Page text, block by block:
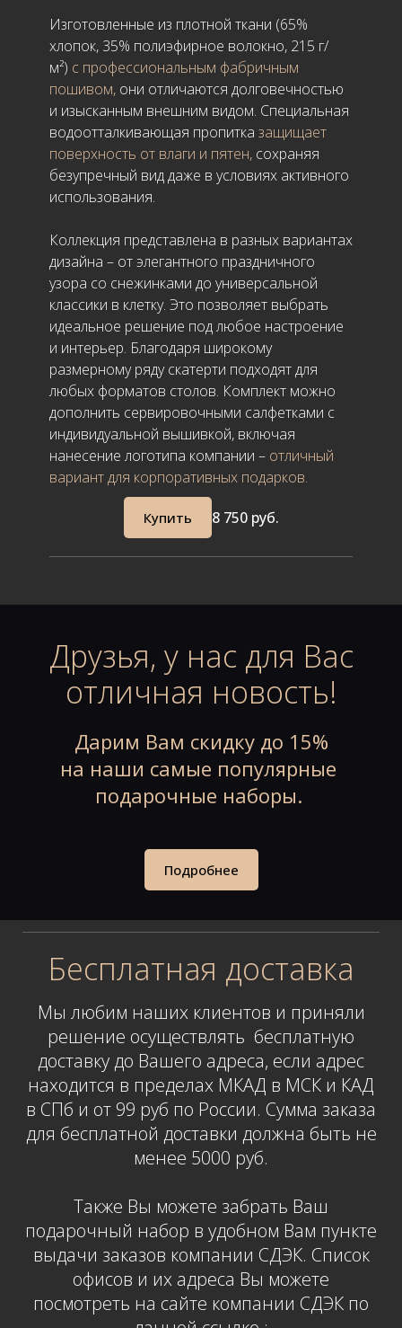
Изготовленные из плотной ткани (65%
хлопок, 35% полиэфирное волокно, 215 г/
м²) с профессиональным фабричным
пошивом, они отличаются долговечностью
и изысканным внешним видом. Специальная
водоотталкивающая пропитка защищает
поверхность от влаги и пятен, сохраняя
безупречный вид даже в условиях активного
использования.
Коллекция представлена в разных вариантах
дизайна – от элегантного праздничного
узора со снежинками до универсальной
классики в клетку. Это позволяет выбрать
идеальное решение под любое настроение
и интерьер. Благодаря широкому
размерному ряду скатерти подходят для
любых форматов столов. Комплект можно
дополнить сервировочными салфетками с
индивидуальной вышивкой, включая
нанесение логотипа компании – отличный
вариант для корпоративных подарков.
Купить 8 750 руб.
Друзья, у нас для Вас
отличная новость!
Дарим Вам скидку до 15%
на наши самые популярные
подарочные наборы.
Подробнее
Бесплатная доставка
Мы любим наших клиентов и приняли
решение осуществлять бесплатную
доставку до Вашего адреса, если адрес
находится в пределах МКАД в МСК и КАД
в СПб и от 99 руб по России. Сумма заказа
для бесплатной доставки должна быть не
менее 5000 руб.
Также Вы можете забрать Ваш
подарочный набор в удобном Вам пункте
выдачи заказов компании СДЭК. Список
офисов и их адреса Вы можете
посмотреть на сайте компании СДЭК по